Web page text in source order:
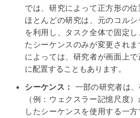
では、研究によって正方形の位
ほとんどの研究は、元のコル
を利用し、タスク全体で固定
たシーケンスのみが変更され
によっては、研究者が画面上
に配置することもあります。
シーケンス： 一部の研究者は
（例：ウェクスラー記憶尺度
したシーケンスを使用する一